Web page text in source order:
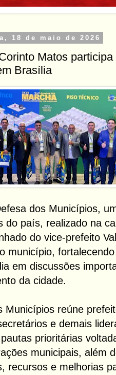
18 de maio de 2026
Matos
Brasília
dos Municípios,
do país, realizado na
do vice-prefeito
município,
em discussões
da cidade.
Municípios reúne
e demais
prioritárias
municipais, além
recursos e melhorias